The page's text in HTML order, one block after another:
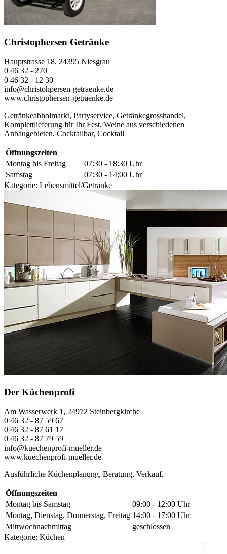
Christophersen Getränke
Hauptstrasse 18, 24395 Niesgrau
0 46 32 - 270
0 46 32 - 12 30
info@christohpersen-getraenke.de
www.christophersen-getraenke.de
Getränkeabholmarkt, Partyservice, Getränkegrosshandel,
Komplettlieferung für Ihr Fest, Weine aus verschiedenen
Anbaugebieten, Cocktailbar, Cocktail
Öffnungszeiten
Montag bis Freitag
07:30 - 18:30 Uhr
Samstag
07:30 - 14:00 Uhr
Kategorie: Lebensmittel/Getränke
Der Küchenprofi
Am Wasserwerk 1, 24972 Steinbergkirche
0 46 32 - 87 59 67
0 46 32 - 87 61 17
0 46 32 - 87 79 59
info@kuechenprofi-mueller.de
www.kuechenprofi-mueller.de
Ausführliche Küchenplanung, Beratung, Verkauf.
Öffnungszeiten
Montag bis Samstag
09:00 - 12:00 Uhr
Montag, Dienstag, Donnerstag, Freitag 14:00 - 17:00 Uhr
Mittwochnachmittag
geschlossen
Kategorie: Küchen